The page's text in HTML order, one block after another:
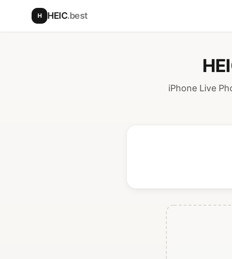
본문으로 건너뛰기
H HEIC.best
iPhone Live